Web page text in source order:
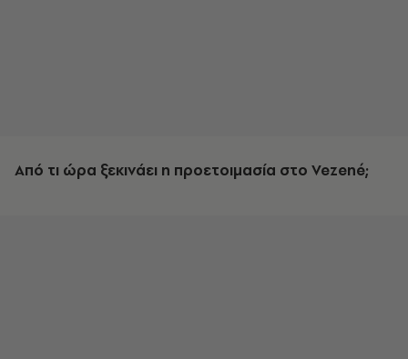
Από τι ώρα ξεκινάει η προετοιμασία στο Vezené;